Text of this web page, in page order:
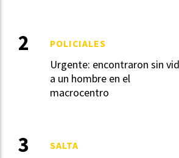
Urgente: encontraron sin
a un hombre en el
macrocentro
POLICIALES
SALTA